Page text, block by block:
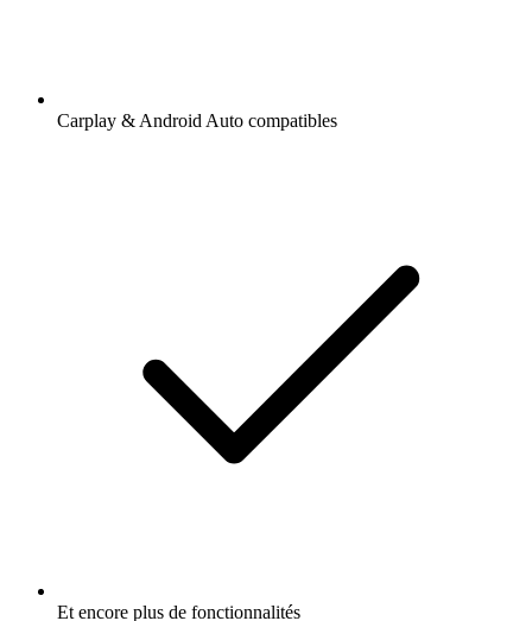
Carplay & Android Auto compatibles
Et encore plus de fonctionnalités